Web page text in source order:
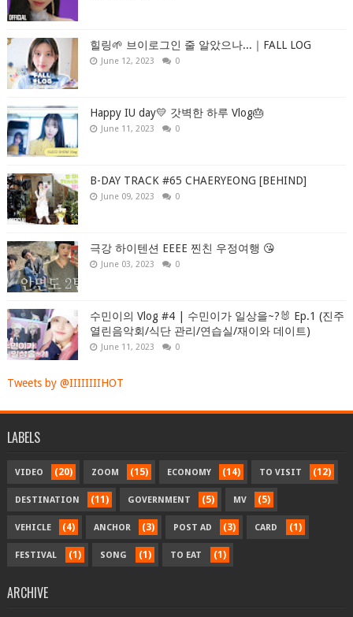
힐링🌱 브이로그인 줄 알았으나...｜FALL LOG
June 12, 2023 0
Happy IU day💛 갓벽한 하루 Vlog🎂
June 11, 2023 0
B-DAY TRACK #65 CHAERYEONG [BEHIND]
June 09, 2023 0
극강 하이텐션 EEEE 찐친 우정여행 😘
June 03, 2023 0
수민이의 Vlog #4 | 수민이가 일상을~?🐰 Ep.1 (진주
열린음악회/식단 관리/연습실/재이와 데이트)
June 11, 2023 0
Tweets by @IIIIIIIIHOT
LABELS
VIDEO (20) ZOOM (15) ECONOMY (14) TO VISIT (12)
DESTINATION (11) GOVERNMENT (5) MV (5)
VEHICLE (4) ANCHOR (3) POST AD (3) CARD (1)
FESTIVAL (1) SONG (1) TO EAT (1)
ARCHIVE